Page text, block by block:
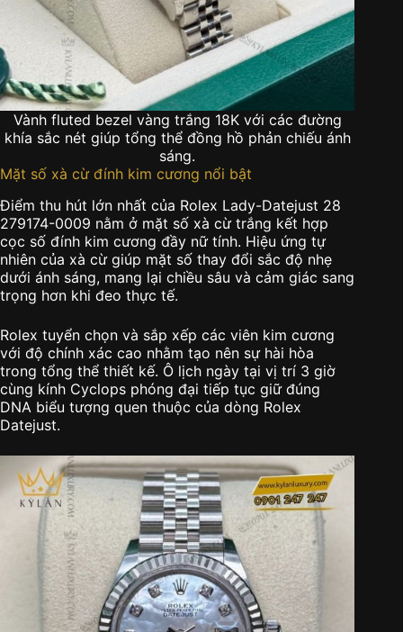
Vành fluted bezel vàng trắng 18K với các đường
khía sắc nét giúp tổng thể đồng hồ phản chiếu ánh
sáng.
Mặt số xà cừ đính kim cương nổi bật
Điểm thu hút lớn nhất của Rolex Lady-Datejust 28
279174-0009 nằm ở mặt số xà cừ trắng kết hợp
cọc số đính kim cương đầy nữ tính. Hiệu ứng tự
nhiên của xà cừ giúp mặt số thay đổi sắc độ nhẹ
dưới ánh sáng, mang lại chiều sâu và cảm giác sang
trọng hơn khi đeo thực tế.
Rolex tuyển chọn và sắp xếp các viên kim cương
với độ chính xác cao nhằm tạo nên sự hài hòa
trong tổng thể thiết kế. Ô lịch ngày tại vị trí 3 giờ
cùng kính Cyclops phóng đại tiếp tục giữ đúng
DNA biểu tượng quen thuộc của dòng Rolex
Datejust.